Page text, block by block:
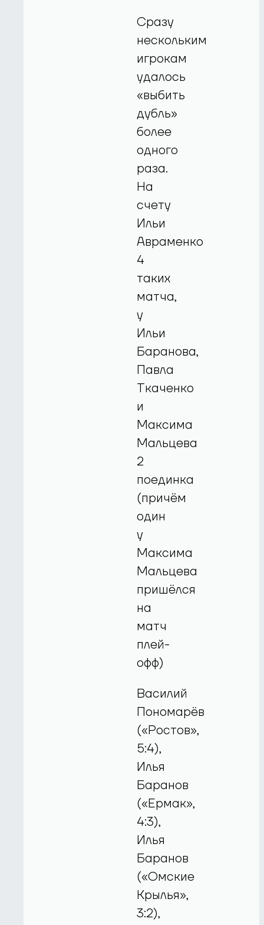
Сразу
нескольким
игрокам
удалось
«выбить
дубль»
более
одного
раза.
На
счету
Ильи
Авраменко
4
таких
матча,
у
Ильи
Баранова,
Павла
Ткаченко
и
Максима
Мальцева
2
поединка
(причём
один
у
Максима
Мальцева
пришёлся
на
матч
плей-
офф)
Василий
Пономарёв
(«Ростов»,
5:4),
Илья
Баранов
(«Ермак»,
4:3),
Илья
Баранов
(«Омские
Крылья»,
3:2),